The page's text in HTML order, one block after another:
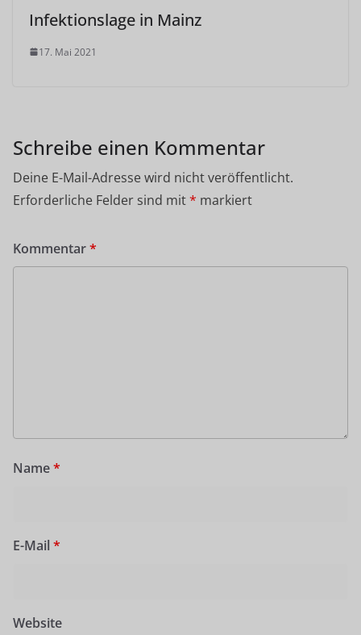
Infektionslage in Mainz
17. Mai 2021
Schreibe einen Kommentar
Deine E-Mail-Adresse wird nicht veröffentlicht.
Erforderliche Felder sind mit* markiert
Kommentar*
Name*
E-Mail *
Website